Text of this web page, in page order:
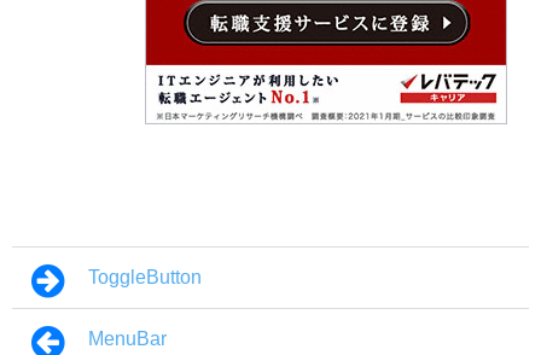
ToggleButton
MenuBar